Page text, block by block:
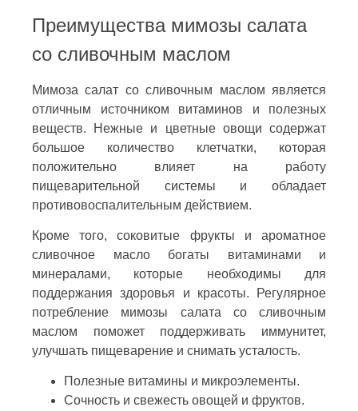
Преимущества мимозы салата
со сливочным маслом
Мимоза салат со сливочным маслом является
отличным источником витаминов и полезных
веществ. Нежные и цветные овощи содержат
большое количество клетчатки, которая
положительно влияет на работу
пищеварительной системы и обладает
противовоспалительным действием.
Кроме того, соковитые фрукты и ароматное
сливочное масло богаты витаминами и
минералами, которые необходимы для
поддержания здоровья и красоты. Регулярное
потребление мимозы салата со сливочным
маслом поможет поддерживать иммунитет,
улучшать пищеварение и снимать усталость.
Полезные витамины и микроэлементы.
Сочность и свежесть овощей и фруктов.